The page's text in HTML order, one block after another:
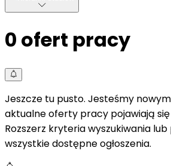
0 ofert pracy
Jeszcze tu pusto. Jesteśmy
aktualne oferty pracy pojawiają się
Rozszerz kryteria wyszukiwania
wszystkie dostępne ogłoszenia.